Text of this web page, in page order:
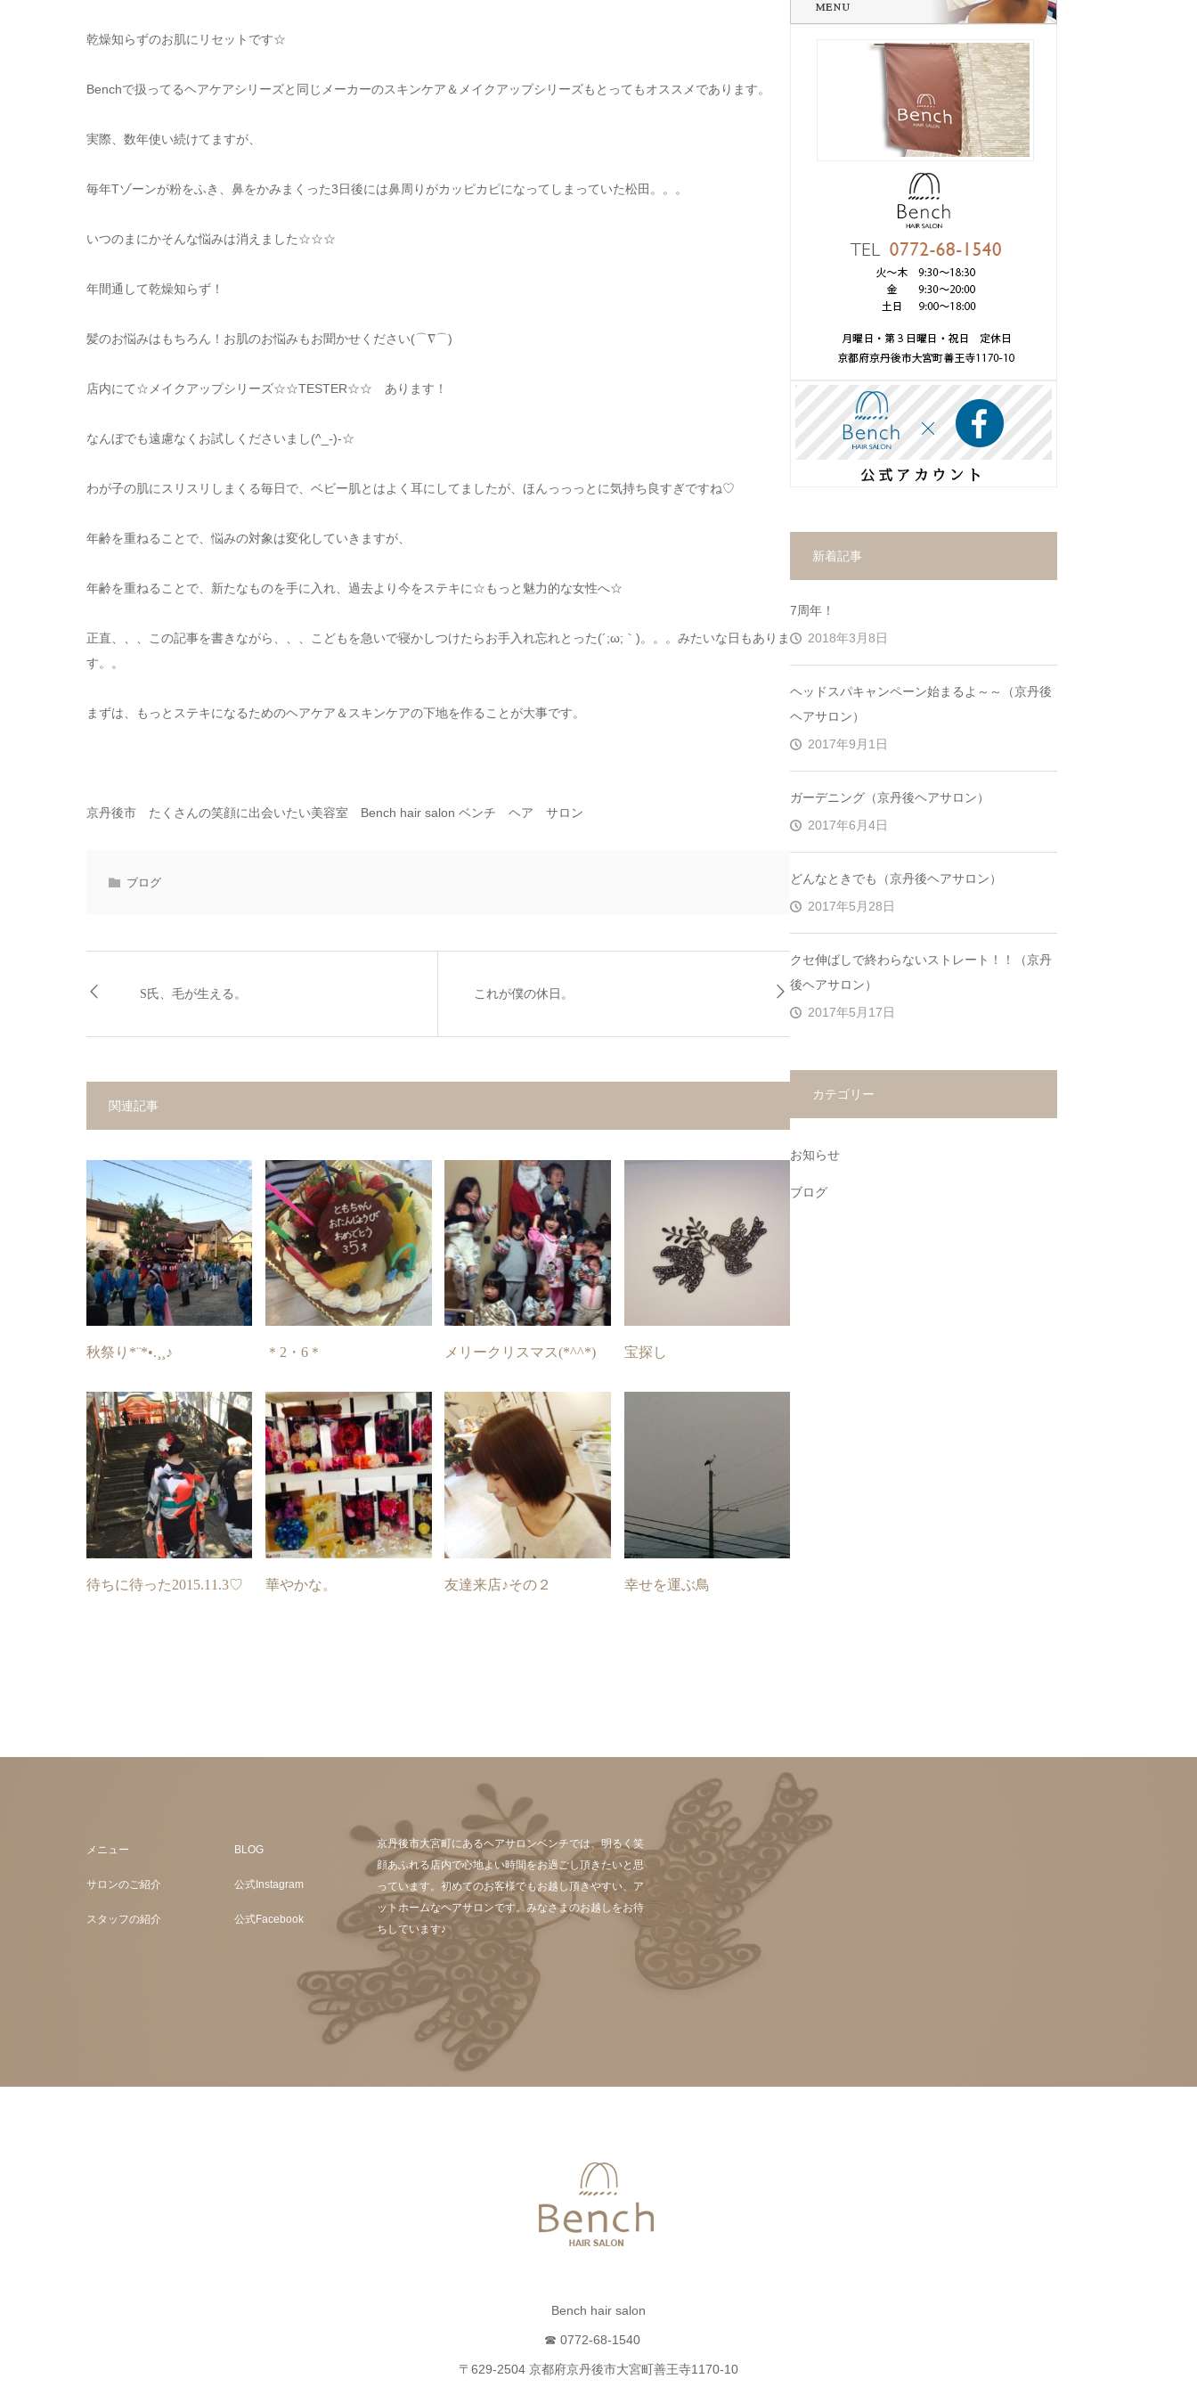
乾燥知らずのお肌にリセットです☆
Benchで扱ってるヘアケアシリーズと同じメーカーのスキンケア＆メイクアップシリーズもとってもオススメであります。
実際、数年使い続けてますが、
毎年Tゾーンが粉をふき、鼻をかみまくった3日後には鼻周りがカッピカピになってしまっていた松田。。。
いつのまにかそんな悩みは消えました☆☆☆
年間通して乾燥知らず！
髪のお悩みはもちろん！お肌のお悩みもお聞かせください(⌒∇⌒)
店内にて☆メイクアップシリーズ☆☆TESTER☆☆ あります！
なんぼでも遠慮なくお試しくださいまし(^_-)-☆
わが子の肌にスリスリしまくる毎日で、ベビー肌とはよく耳にしてましたが、ほんっっっとに気持ち良すぎですね♡
年齢を重ねることで、悩みの対象は変化していきますが、
年齢を重ねることで、新たなものを手に入れ、過去より今をステキに☆もっと魅力的な女性へ☆
正直、、、この記事を書きながら、、、こどもを急いで寝かしつけたらお手入れ忘れとった(´;ω;｀)。。。みたいな日もありま
す。。
まずは、もっとステキになるためのヘアケア＆スキンケアの下地を作ることが大事です。
京丹後市 たくさんの笑顔に出会いたい美容室 Bench hair salon ベンチ ヘア サロン
ブログ
S氏、毛が生える。 これが僕の休日。
関連記事
秋祭り*¨*•.¸¸♪ ＊2・6＊ メリークリスマス(*^^*) 宝探し
待ちに待った2015.11.3♡ 華やかな。 友達来店♪その２ 幸せを運ぶ鳥
新着記事
7周年！
2018年3月8日
ヘッドスパキャンペーン始まるよ～～（京丹後
ヘアサロン）
2017年9月1日
ガーデニング（京丹後ヘアサロン）
2017年6月4日
どんなときでも（京丹後ヘアサロン）
2017年5月28日
クセ伸ばしで終わらないストレート！！（京丹
後ヘアサロン）
2017年5月17日
カテゴリー
お知らせ
ブログ
メニュー
サロンのご紹介
スタッフの紹介
BLOG
公式Instagram
公式Facebook
京丹後市大宮町にあるヘアサロンベンチでは、明るく笑
顔あふれる店内で心地よい時間をお過ごし頂きたいと思
っています。初めてのお客様でもお越し頂きやすい、ア
ットホームなヘアサロンです。みなさまのお越しをお待
ちしています♪
Bench hair salon
☎ 0772-68-1540
〒629-2504 京都府京丹後市大宮町善王寺1170-10